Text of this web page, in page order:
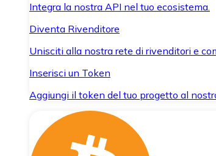
Integra la nostra API nel tuo ecosistema.
Diventa Rivenditore
Unisciti alla nostra rete di rivenditori e
Inserisci un Token
Aggiungi il token del tuo progetto al